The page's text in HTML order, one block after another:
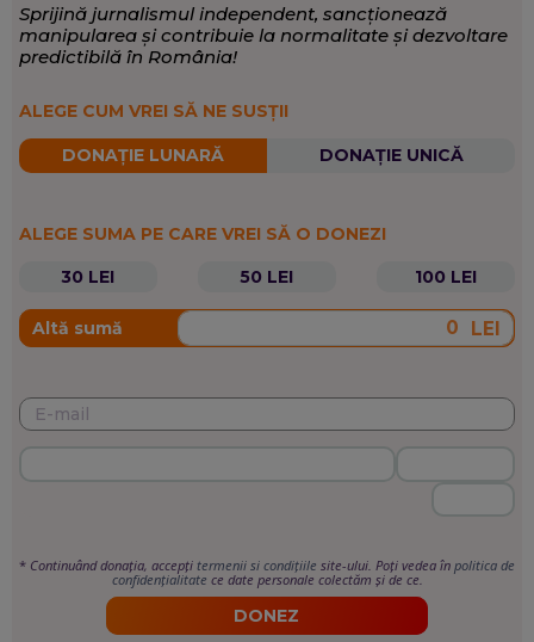
Sprijină jurnalismul independent, sancționează
manipularea și contribuie la normalitate și dezvoltare
predictibilă în România!
ALEGE CUM VREI SĂ NE SUSȚII
DONAȚIE LUNARĂ DONAȚIE UNICĂ
ALEGE SUMA PE CARE VREI SĂ O DONEZI
30 LEI
50 LEI 100 LEI
Altă sumă LEI
* Continuând donația, accepți termenii si condițiile site-ului. Poți vedea în politica de
confidențialitate ce date personale colectăm și de ce.
DONEZ